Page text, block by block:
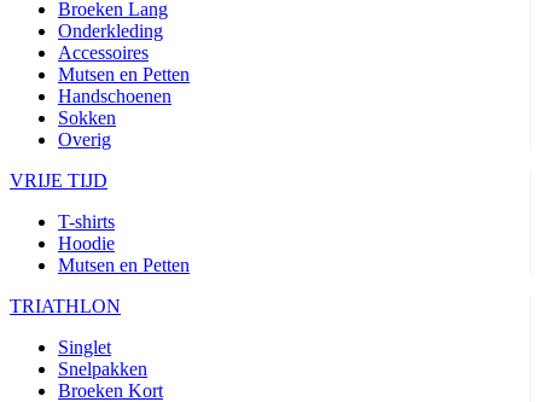
Broeken Lang
Onderkleding
Accessoires
Mutsen en Petten
Handschoenen
Sokken
Overig
VRIJE TIJD
T-shirts
Hoodie
Mutsen en Petten
TRIATHLON
Singlet
Snelpakken
Broeken Kort